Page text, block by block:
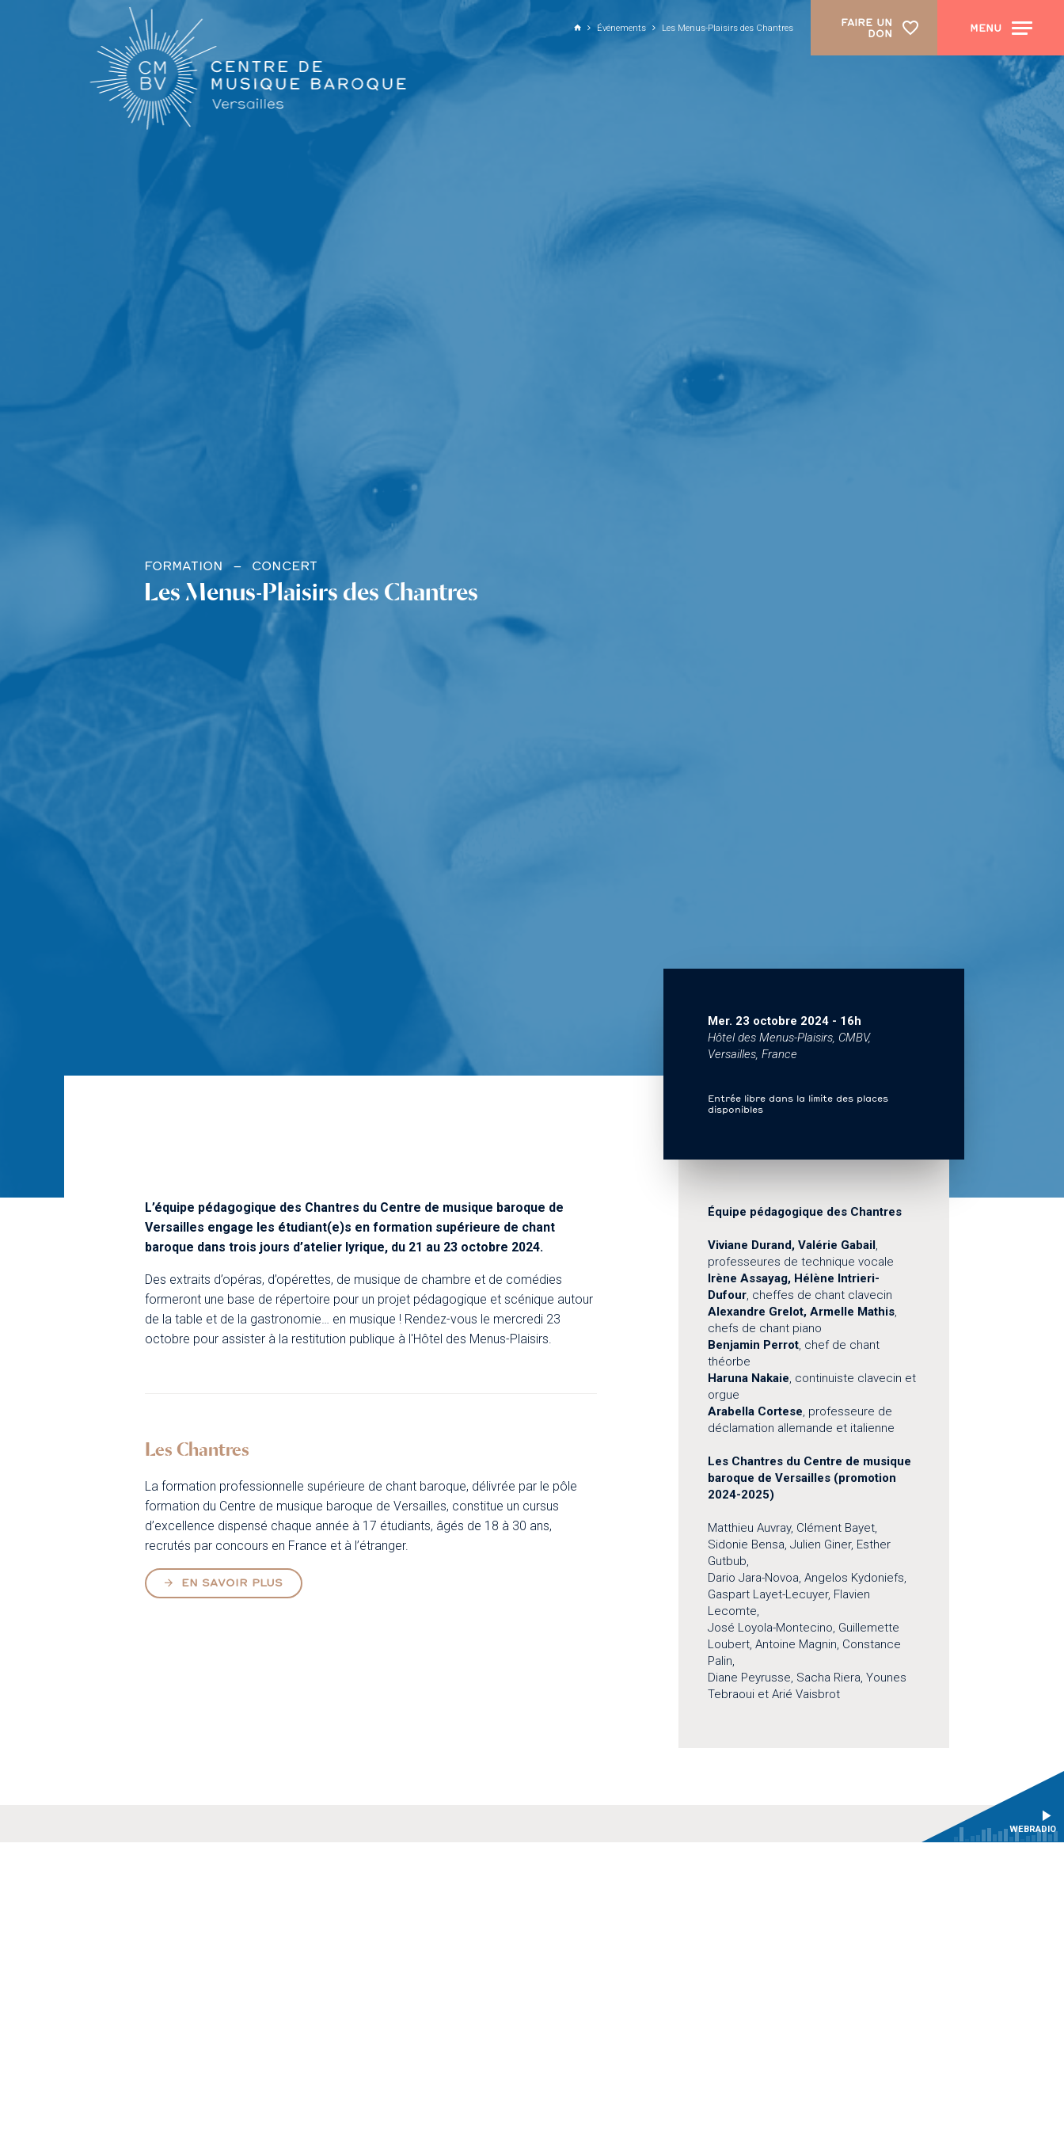
ALLER AU CONTENU PRINCIPAL
Événements Les Menus-Plaisirs des Chantres
FORMATION CONCERT
Les Menus-Plaisirs des Chantres
L’équipe pédagogique des Chantres du Centre de musique baroque de
Versailles engage les étudiant(e)s en formation supérieure de chant
baroque dans trois jours d’atelier lyrique, du 21 au 23 octobre 2024.
Des extraits d’opéras, d’opérettes, de musique de chambre et de comédies
formeront une base de répertoire pour un projet pédagogique et scénique autour
de la table et de la gastronomie… en musique ! Rendez-vous le mercredi 23
octobre pour assister à la restitution publique à l'Hôtel des Menus-Plaisirs.
Les Chantres
La formation professionnelle supérieure de chant baroque, délivrée par le pôle
formation du Centre de musique baroque de Versailles, constitue un cursus
d’excellence dispensé chaque année à 17 étudiants, âgés de 18 à 30 ans,
recrutés par concours en France et à l’étranger.
EN SAVOIR PLUS
Mer. 23 octobre 2024 - 16h
Hôtel des Menus-Plaisirs, CMBV,
Versailles, France
Entrée libre dans la limite des places
disponibles
Équipe pédagogique des Chantres
Viviane Durand, Valérie Gabail,
professeures de technique vocale
Irène Assayag, Hélène Intrieri-
Dufour, cheffes de chant clavecin
Alexandre Grelot, Armelle Mathis,
chefs de chant piano
Benjamin Perrot, chef de chant
théorbe
Haruna Nakaie, continuiste clavecin et
orgue
Arabella Cortese, professeure de
déclamation allemande et italienne
Les Chantres du Centre de musique
baroque de Versailles (promotion
2024-2025)
Matthieu Auvray, Clément Bayet,
Sidonie Bensa, Julien Giner, Esther
Gutbub,
Dario Jara-Novoa, Angelos Kydoniefs,
Gaspart Layet-Lecuyer, Flavien
Lecomte,
José Loyola-Montecino, Guillemette
Loubert, Antoine Magnin, Constance
Palin,
Diane Peyrusse, Sacha Riera, Younes
Tebraoui et Arié Vaisbrot
WEBRADIO
FAIRE UN
DON
MENU